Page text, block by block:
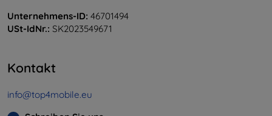
Unternehmens-ID: 46701494
USt-IdNr.: SK2023549671
Kontakt
info@top4mobile.eu